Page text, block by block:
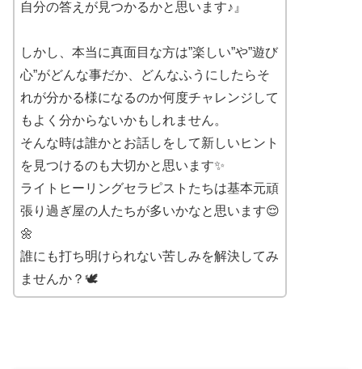
自分の答えが見つかるかと思います♪』
しかし、本当に真面目な方は”楽しい”や”遊び
心”がどんな事だか、どんなふうにしたらそ
れが分かる様になるのか何度チャレンジして
もよく分からないかもしれません。
そんな時は誰かとお話しをして新しいヒント
を見つけるのも大切かと思います✨
ライトヒーリングセラピストたちは基本元頑
張り過ぎ屋の人たちが多いかなと思います😌
🌼
誰にも打ち明けられない苦しみを解決してみ
ませんか？🕊